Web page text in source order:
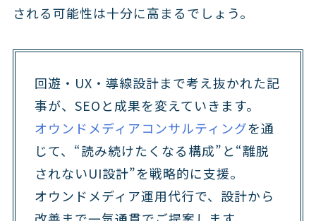
される可能性は十分に高まるでしょう。
回遊・UX・導線設計まで考え抜かれた記
事が、SEOと成果を変えていきます。
オウンドメディアコンサルティングを通
じて、“読み続けたくなる構成”と“離脱
されないUI設計”を戦略的に支援。
オウンドメディア運用代行で、設計から